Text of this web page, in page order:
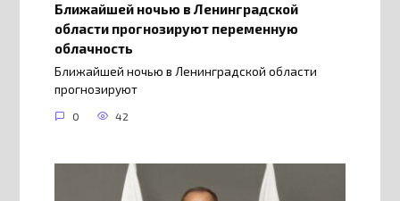
Ближайшей ночью в Ленинградской
области прогнозируют переменную
облачность
Ближайшей ночью в Ленинградской области
прогнозируют
0 42